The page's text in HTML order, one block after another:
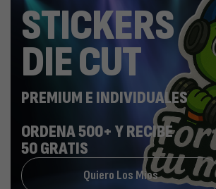
STICKERS
DIE CUT
PREMIUM E INDIVIDUALES
ORDENA 500+ Y RECIBE
50 GRATIS
Quiero Los Mios